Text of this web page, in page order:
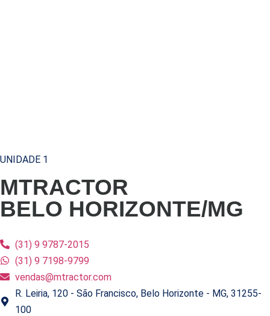
UNIDADE 1
MTRACTOR
BELO HORIZONTE/MG
(31) 9 9787-2015
(31) 9 7198-9799
vendas@mtractor.com
R. Leiria, 120 - São Francisco, Belo Horizonte - MG, 31255-
100